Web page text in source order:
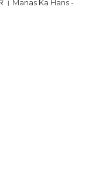
। Manas Ka Hans -